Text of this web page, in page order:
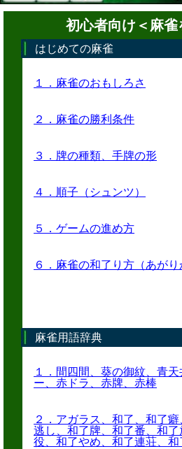
初心者向け＜麻雀
はじめての麻雀
１．麻雀のおもしろさ
２．麻雀の勝利条件
３．牌の種類、手牌の形
４．順子（シュンツ）
５．ゲームの進め方
６．麻雀の和了り方（あがり
麻雀用語辞典
１．間四間、葵の御紋、青
ー、赤ドラ、赤牌、赤棒
２．アガラス、和了、和了
逃し、和了牌、和了番、和
役、和了やめ、和了連荘、和